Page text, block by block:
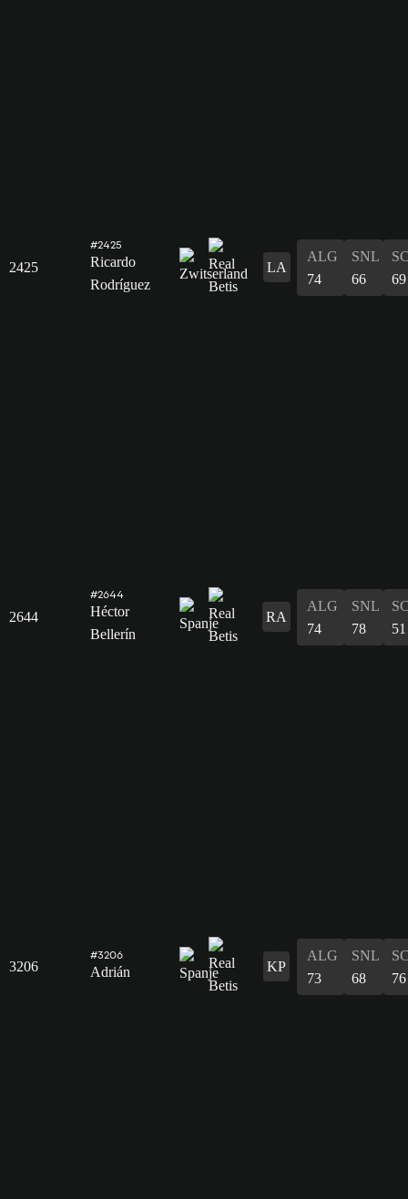
2425
#2425
Ricardo
Rodríguez
LA
ALG
74
SNL
66
69
2644
#2644
Héctor
Bellerín
RA
ALG
74
SNL
78
51
3206
#3206
Adrián KP
ALG
73
SNL
68
76